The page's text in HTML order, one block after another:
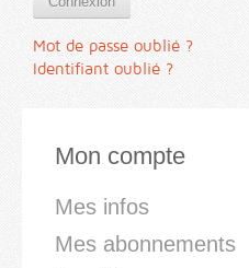
Mot de passe oublié ?
Identifiant oublié ?
Mon compte
Mes infos
Mes abonnements